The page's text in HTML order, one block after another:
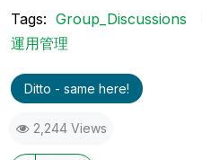
Tags: Group_Discussions
運用管理
Ditto - same here!
2,244 Views